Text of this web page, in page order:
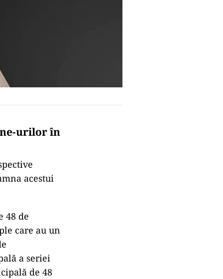
urilor în
acestui
48 de
care au un
a seriei
de 48